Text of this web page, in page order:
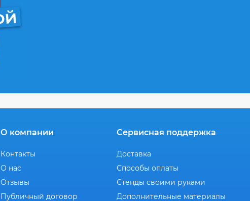
О компании
Контакты
О нас
Отзывы
Публичный договор
Сервисная поддержка
Доставка
Способы оплаты
Стенды своими руками
Дополнительные материалы